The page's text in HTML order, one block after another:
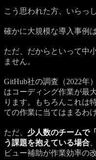
こう思われた方、いらっ
確かに大規模な導入事例
ただ、だからといって中
ません。
GitHub社の調査（2022年
はコーディング作業が最
ります。もちろんこれは
ての作業に当てはまるわ
ただ、 少人数のチームで
う課題を抱えている場合
ビュー補助が作業効率の